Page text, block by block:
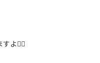
よ🙆‍♀